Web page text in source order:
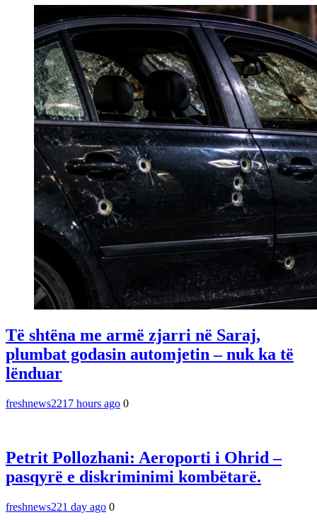
Të shtëna me armë zjarri në Saraj,
plumbat godasin automjetin – nuk ka të
lënduar
freshnews2217 hours ago 0
Petrit Pollozhani: Aeroporti i Ohrid –
pasqyrë e diskriminimi kombëtarë.
freshnews221 day ago 0